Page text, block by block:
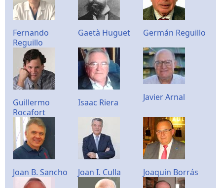
Fernando
Reguillo
Gaetà Huguet Germán Reguillo
Guillermo
Rocafort
Isaac Riera Javier Arnal
Joan B. Sancho Joan I. Culla Joaquin Borrás